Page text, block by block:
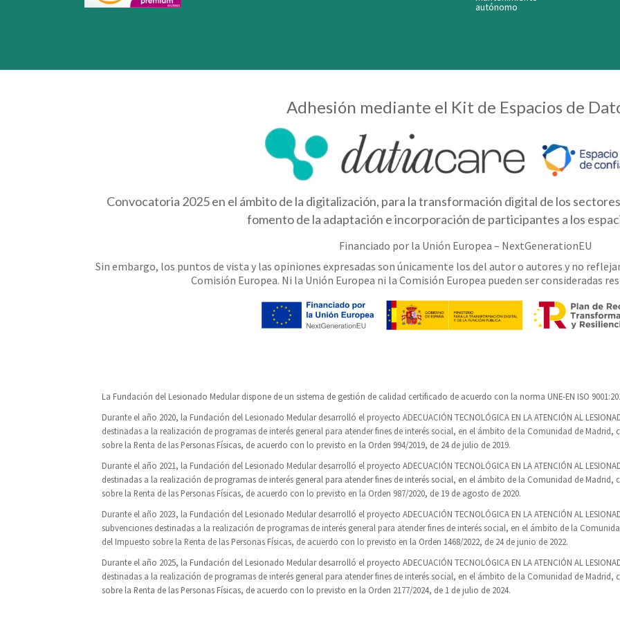
autónomo
Adhesión mediante el Kit de Espacios de
Convocatoria 2025 en el ámbito de la digitalización, para la transformación digital de los
fomento de la adaptación e incorporación de participantes a los
Financiado por la Unión Europea – NextGenerationEU
Sin embargo, los puntos de vista y las opiniones expresadas son únicamente los del autor o autores y no
Comisión Europea. Ni la Unión Europea ni la Comisión Europea pueden ser consideradas
La Fundación del Lesionado Medular dispone de un sistema de gestión de calidad certificado de acuerdo con la norma UNE-EN ISO
Durante el año 2020, la Fundación del Lesionado Medular desarrolló el proyecto ADECUACIÓN TECNOLÓGICA EN LA ATENCIÓN AL
destinadas a la realización de programas de interés general para atender fines de interés social, en el ámbito de la Comunidad de
sobre la Renta de las Personas Físicas, de acuerdo con lo previsto en la Orden 994/2019, de 24 de julio de 2019.
Durante el año 2021, la Fundación del Lesionado Medular desarrolló el proyecto ADECUACIÓN TECNOLÓGICA EN LA ATENCIÓN AL
destinadas a la realización de programas de interés general para atender fines de interés social, en el ámbito de la Comunidad de
sobre la Renta de las Personas Físicas, de acuerdo con lo previsto en la Orden 987/2020, de 19 de agosto de 2020.
Durante el año 2023, la Fundación del Lesionado Medular desarrolló el proyecto ADECUACIÓN TECNOLÓGICA EN LA ATENCIÓN AL
subvenciones destinadas a la realización de programas de interés general para atender fines de interés social, en el ámbito de la
del Impuesto sobre la Renta de las Personas Físicas, de acuerdo con lo previsto en la Orden 1468/2022, de 24 de junio de 2022.
Durante el año 2025, la Fundación del Lesionado Medular desarrolló el proyecto ADECUACIÓN TECNOLÓGICA EN LA ATENCIÓN AL
destinadas a la realización de programas de interés general para atender fines de interés social, en el ámbito de la Comunidad de
sobre la Renta de las Personas Físicas, de acuerdo con lo previsto en la Orden 2177/2024, de 1 de julio de 2024.